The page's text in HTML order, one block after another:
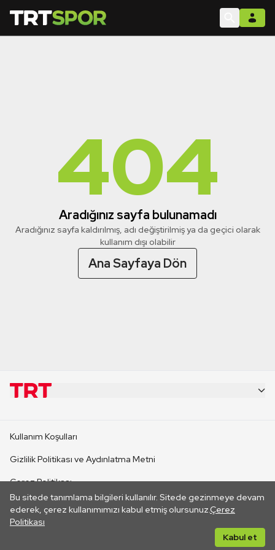
404
Aradığınız sayfa bulunamadı
Aradığınız sayfa kaldırılmış, adı değiştirilmiş ya da geçici olarak
kullanım dışı olabilir
Ana Sayfaya Dön
Bu sitede tanımlama bilgileri kullanılır. Sitede gezinmeye devam
ederek, çerez kullanımımızı kabul etmiş olursunuz.Çerez
Politikası
Kabul et
CANLI YAYINLAR
Kullanım Koşulları
Gizlilik Politikası ve Aydınlatma Metni
Çerez Politikası
İletişim
Her hakkı saklıdır. ©2026 TRT. Bağlantı yoluyla gidilen dış